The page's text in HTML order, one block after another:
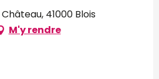
41000 Blois
M'y rendre